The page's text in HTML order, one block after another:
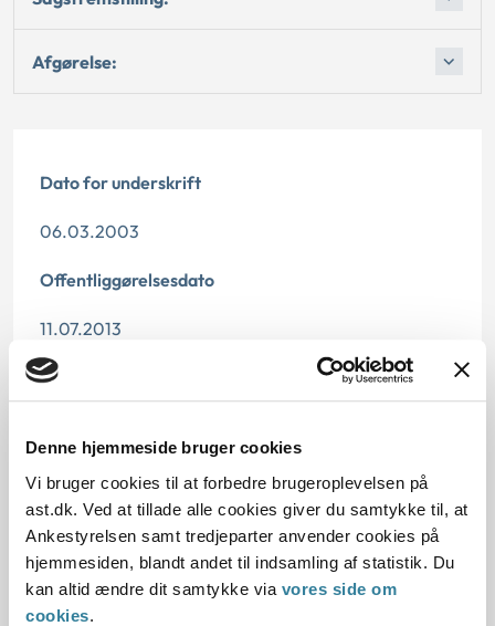
Denne hjemmeside bruger cookies
Vi bruger cookies til at forbedre brugeroplevelsen på
ast.dk. Ved at tillade alle cookies giver du samtykke til, at
Ankestyrelsen samt tredjeparter anvender cookies på
hjemmesiden, blandt andet til indsamling af statistik. Du
kan altid ændre dit samtykke via vores side om
cookies.
Afgørelse:
Dato for underskrift
06.03.2003
Offentliggørelsesdato
11.07.2013
Denne principafgørelse er kasseret den 1. maj 2019,
da den ikke længere har vejledningsværdi.
Paragraf
§ 9
Journalnummer
1002091-97